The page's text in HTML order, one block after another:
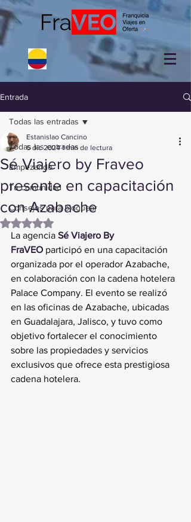
Entrada
Todas las entradas
Empezando
Tu comunidad
Consejos para bloguear
Todas las entradas
Sé Viajero by Fraveo
presente en capacitación
con Azabache
Estanislao Cancino
6 dic 2024 1 min de lectura
Obtuvo NaN de 5 estrellas.
La agencia Sé Viajero By
FraVEO participó en una capacitación
organizada por el operador Azabache,
en colaboración con la cadena hotelera
Palace Company. El evento se realizó
en las oficinas de Azabache, ubicadas
en Guadalajara, Jalisco, y tuvo como
objetivo fortalecer el conocimiento
sobre las propiedades y servicios
exclusivos que ofrece esta prestigiosa
cadena hotelera.